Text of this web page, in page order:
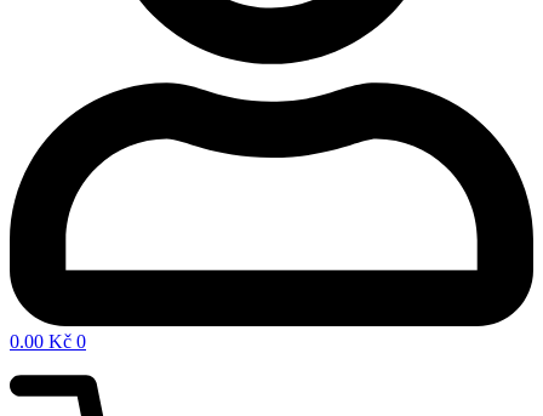
0.00 Kč 0